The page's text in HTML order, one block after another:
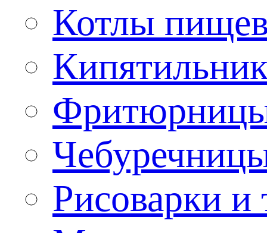
Котлы
Рисоварки и